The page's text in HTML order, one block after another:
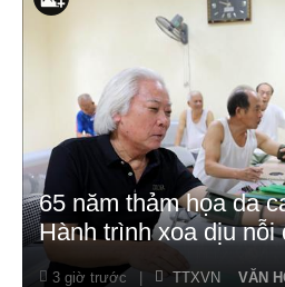
65 năm thảm họa da
Hành trình xoa dịu nỗi
3 giờ trước TTXVN VĂN